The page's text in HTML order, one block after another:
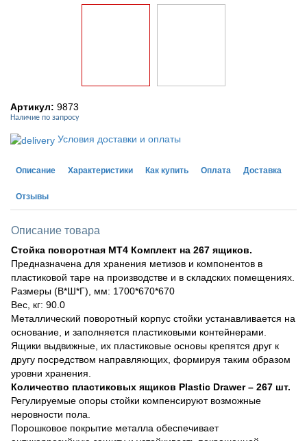
Артикул: 9873
Наличие по запросу
Условия доставки и оплаты
Описание Характеристики Как купить Оплата Доставка
Отзывы
Описание товара
Стойка поворотная МТ4 Комплект на 267 ящиков.
Предназначена для хранения метизов и компонентов в
пластиковой таре на производстве и в складских помещениях.
Размеры (В*Ш*Г), мм: 1700*670*670
Вес, кг: 90.0
Металлический поворотный корпус стойки устанавливается на
основание, и заполняется пластиковыми контейнерами.
Ящики выдвижные, их пластиковые основы крепятся друг к
другу посредством направляющих, формируя таким образом
уровни хранения.
Количество пластиковых ящиков Plastic Drawer – 267 шт.
Регулируемые опоры стойки компенсируют возможные
неровности пола.
Порошковое покрытие металла обеспечивает